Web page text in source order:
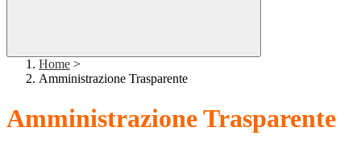
Home >
Amministrazione Trasparente
Amministrazione Trasparente